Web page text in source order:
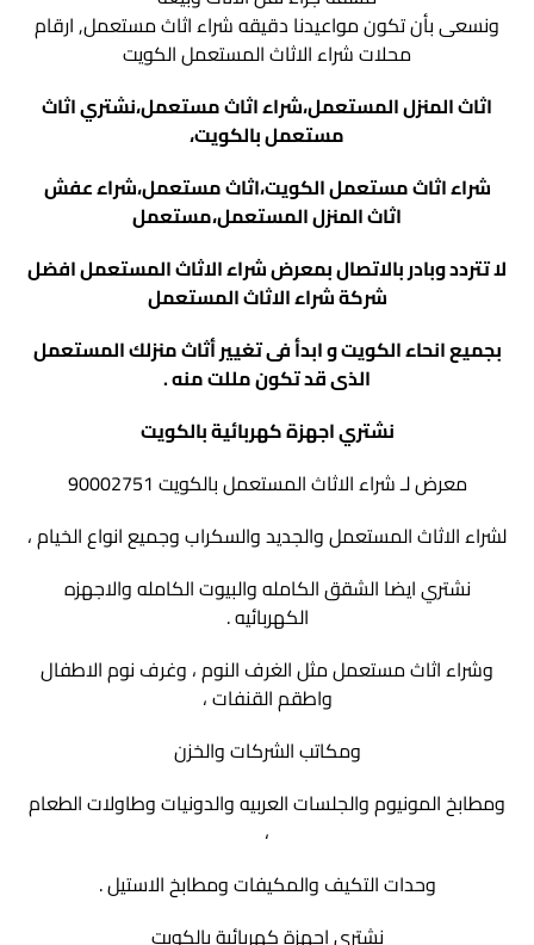
ونسعى بأن تكون مواعيدنا دقيقه شراء اثاث مستعمل, ارقام
محلات شراء الاثاث المستعمل الكويت
اثاث المنزل المستعمل،شراء اثاث مستعمل،نشتري اثاث
مستعمل بالكويت،
شراء اثاث مستعمل الكويت،اثاث مستعمل،شراء عفش
اثاث المنزل المستعمل،مستعمل
لا تتردد وبادر بالاتصال بمعرضشراء الاثاث المستعملافضل
شركة شراء الاثاث المستعمل
بجميع انحاء الكويت و ابدأ فى تغيير أثاث منزلك المستعمل
الذى قد تكون مللت منه.
نشتري اجهزة كهربائية بالكويت
معرض لـ شراء الاثاث المستعمل بالكويت 90002751
لشراء الاثاث المستعمل والجديد والسكراب وجميع انواع الخيام ،
نشتري ايضا الشقق الكامله والبيوت الكامله والاجهزه
الكهربائيه .
وشراء اثاث مستعمل مثل الغرف النوم ، وغرف نوم الاطفال
واطقم القنفات ،
ومكاتب الشركات والخزن
ومطابخ المونيوم والجلسات العربيه والدونيات وطاولات الطعام
،
وحدات التكيف والمكيفات ومطابخ الاستيل .
نشتري اجهزة كهربائية بالكويت